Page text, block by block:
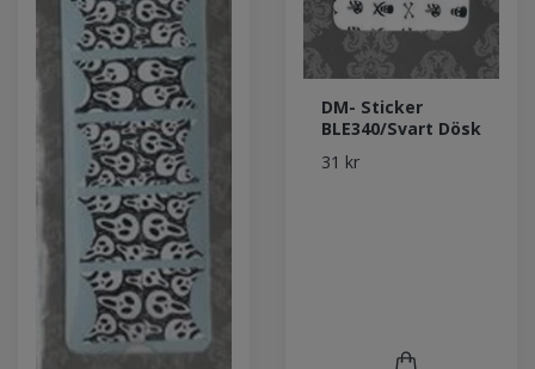
DM- Sticker
BLE340/Svart Dösk
31 kr